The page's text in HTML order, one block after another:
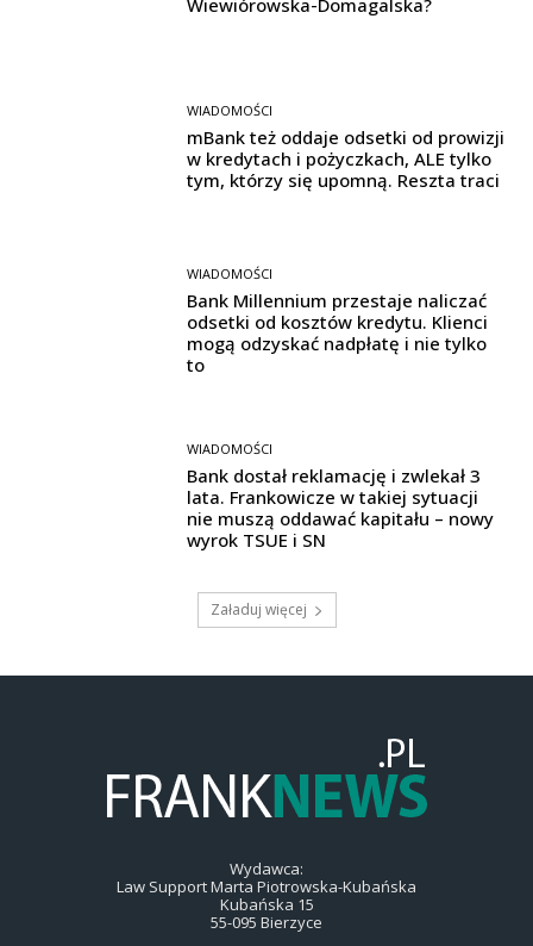
Wiewiórowska-Domagalska?
WIADOMOŚCI
mBank też oddaje odsetki od prowizji
w kredytach i pożyczkach, ALE tylko
tym, którzy się upomną. Reszta traci
WIADOMOŚCI
Bank Millennium przestaje naliczać
odsetki od kosztów kredytu. Klienci
mogą odzyskać nadpłatę i nie tylko
to
WIADOMOŚCI
Bank dostał reklamację i zwlekał 3
lata. Frankowicze w takiej sytuacji
nie muszą oddawać kapitału – nowy
wyrok TSUE i SN
Załaduj więcej
Wydawca:
Law Support Marta Piotrowska-Kubańska
Kubańska 15
55-095 Bierzyce